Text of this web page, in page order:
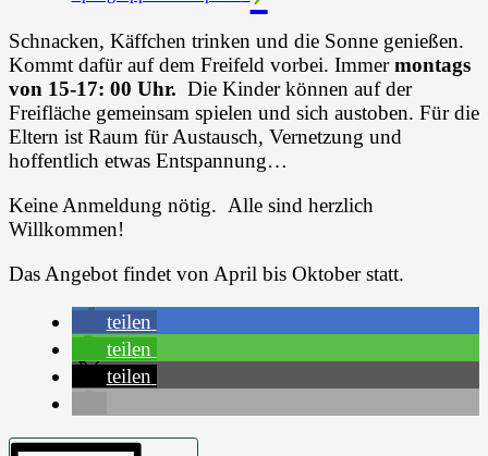
Schnacken, Käffchen trinken und die Sonne genießen.
Kommt dafür auf dem Freifeld vorbei. Immermontags
von 15-17: 00 Uhr. Die Kinder können auf der
Freifläche gemeinsam spielen und sich austoben. Für die
Eltern ist Raum für Austausch, Vernetzung und
hoffentlich etwas Entspannung…
Keine Anmeldung nötig. Alle sind herzlich
Willkommen!
Das Angebot findet von April bis Oktober statt.
teilen
teilen
teilen